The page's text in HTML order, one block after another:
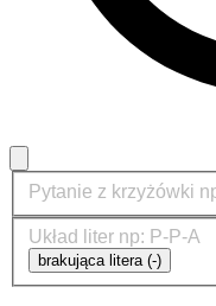
brakująca litera (-)